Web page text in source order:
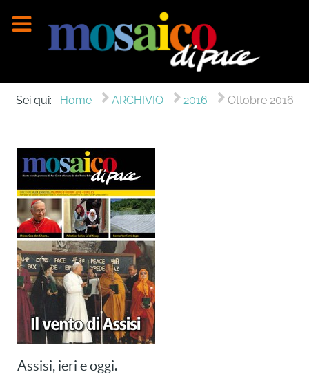
Sei qui: Home ARCHIVIO 2016 Ottobre 2016
Assisi, ieri e oggi.